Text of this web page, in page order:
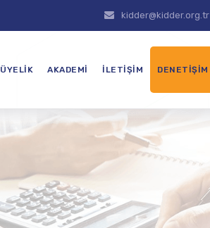
kidder@kidder.org.tr
ÜYELIK AKADEMI İLETIŞIM DENETIŞIM